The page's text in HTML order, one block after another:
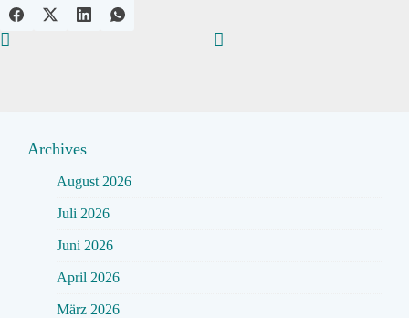
Archives
August 2026
Juli 2026
Juni 2026
April 2026
März 2026